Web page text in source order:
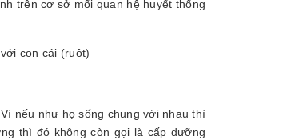
trên cơ sở mối quan hệ huyết thống
con cái (ruột)
nếu như họ sống chung với nhau thì
thì đó không còn gọi là cấp dưỡng